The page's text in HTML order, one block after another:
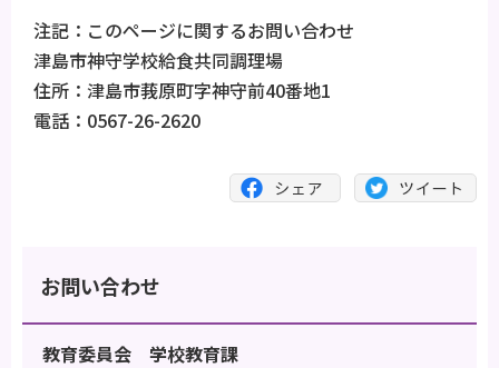
注記：このページに関するお問い合わせ
津島市神守学校給食共同調理場
住所：津島市莪原町字神守前40番地1
電話：0567-26-2620
お問い合わせ
教育委員会 学校教育課